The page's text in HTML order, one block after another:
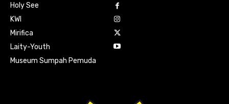
Holy See
KWI
Mirifica
Laity-Youth
Museum Sumpah Pemuda